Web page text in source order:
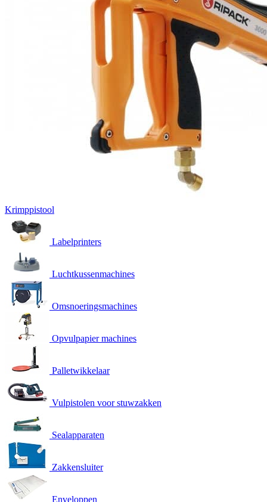
Krimppistool
Labelprinters
Luchtkussenmachines
Omsnoeringsmachines
Opvulpapier machines
Palletwikkelaar
Vulpistolen voor stuwzakken
Sealapparaten
Zakkensluiter
Enveloppen